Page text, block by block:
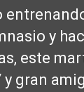
y
este
y gran